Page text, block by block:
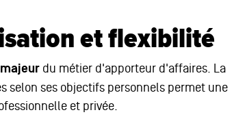
et flexibilité
du métier d'apporteur d'affaires. La
selon ses objectifs personnels permet une
et privée.